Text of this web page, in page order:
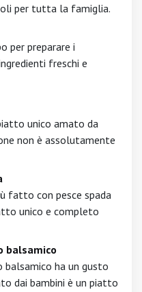
per tutta la famiglia.
per preparare i
freschi e
unico amato da
non è assolutamente
fatto con pesce spada
unico e completo
balsamico
ha un gusto
dai bambini è un piatto